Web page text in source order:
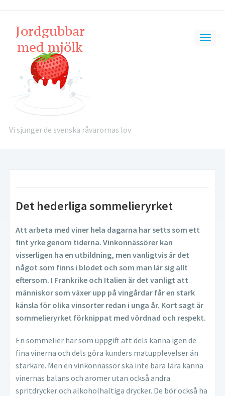
Vi sjunger de svenska råvarornas lov
Det hederliga sommelieryrket
Att arbeta med viner hela dagarna har setts som ett
fint yrke genom tiderna. Vinkonnässörer kan
visserligen ha en utbildning, men vanligtvis är det
något som finns i blodet och som man lär sig allt
eftersom. I Frankrike och Italien är det vanligt att
människor som växer upp på vingårdar får en stark
känsla för olika vinsorter redan i unga år. Kort sagt är
sommelieryrket förknippat med vördnad och respekt.
En sommelier har som uppgift att dels känna igen de
fina vinerna och dels göra kunders matupplevelser än
starkare. Men en vinkonnässör ska inte bara lära känna
vinernas balans och aromer utan också andra
spritdrycker och alkoholhaltiga drycker. De bör också ha